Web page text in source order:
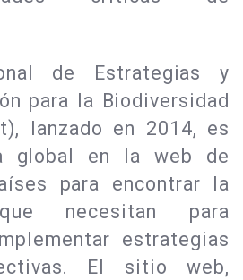
de Estrategias y
para la Biodiversidad
lanzado en 2014, es
global en la web de
para encontrar la
necesitan para
estrategias
El sitio web,